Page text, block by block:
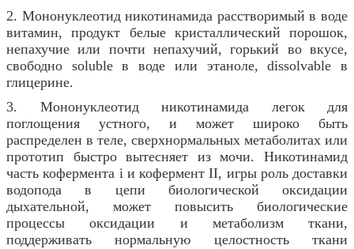
2. Мононуклеотид никотинамида расстворимый в воде
витамин, продукт белые кристаллический порошок,
непахучие или почти непахучий, горький во вкусе,
свободно soluble в воде или этаноле, dissolvable в
глицерине.
3. Мононуклеотид никотинамида легок для
поглощения устного, и может широко быть
распределен в теле, сверхнормальных метаболитах или
прототип быстро вытесняет из мочи. Никотинамид
часть кофермента i и кофермент II, игры роль доставки
водопода в цепи биологической оксидации
дыхательной, может повысить биологические
процессы оксидации и метаболизм ткани,
поддерживать нормальную целостность ткани